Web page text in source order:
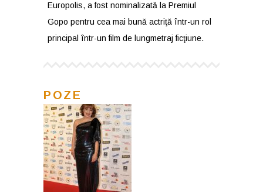
Europolis, a fost nominalizată la Premiul
Gopo pentru cea mai bunǎ actriţă într-un rol
principal într-un film de lungmetraj ficţiune.
POZE